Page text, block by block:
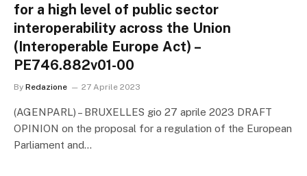
for a high level of public sector
interoperability across the Union
(Interoperable Europe Act) –
PE746.882v01-00
By Redazione 27 Aprile 2023
(AGENPARL) – BRUXELLES gio 27 aprile 2023 DRAFT
OPINION on the proposal for a regulation of the European
Parliament and…